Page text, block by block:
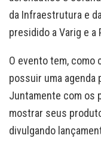
da Infraestrutura e
presidido a Varig e a
O evento tem,
possuir uma agenda
Juntamente com os
mostrar seus
divulgando